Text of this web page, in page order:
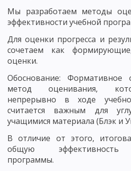
Мы разработаем методы
эффективности учебной
Для оценки прогресса и
сочетаем как
оценки.
Обоснование:
метод оценивания,
непрерывно в ходе
считается важным для
учащимися материала (Блэк и
В отличие от этого,
общую эффективность
программы.